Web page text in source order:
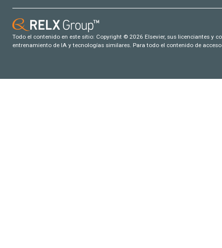
Todo el contenido en este sitio: Copyright © 2026 Elsevier, sus licenciantes y
entrenamiento de IA y tecnologías similares. Para todo el contenido de